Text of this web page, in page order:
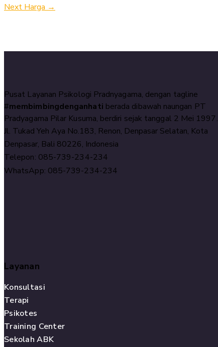
Next Harga →
Pusat Layanan Psikologi Pradnyagama, dengan tagline
#membimbingdenganhati berada dibawah naungan PT
Pradyagama Pilar Kusuma, berdiri sejak tanggal 2 Mei 1997.
Jl. Tukad Yeh Aya No.183, Renon, Denpasar Selatan, Kota
Denpasar, Bali 80226, Indonesia
Telepon: 085-739-234-234
WhatsApp: 085-739-234-234
Layanan
Konsultasi
Terapi
Psikotes
Training Center
Sekolah ABK